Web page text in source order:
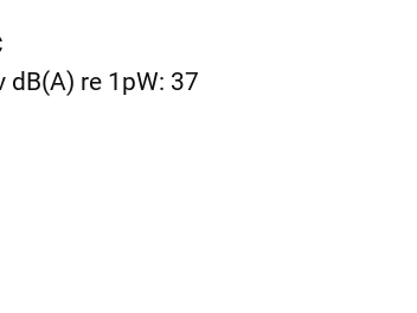
dB(A) re 1pW: 37